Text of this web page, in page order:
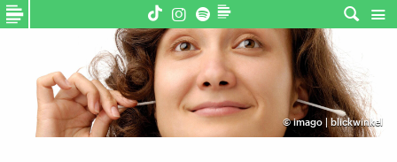
©imago | blickwinkel